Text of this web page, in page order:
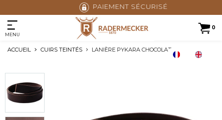
PAIEMENT SÉCURISÉ
0
MENU
ACCUEIL CUIRS TEINTÉS LANIÈRE PYKARA CHOCOLAT